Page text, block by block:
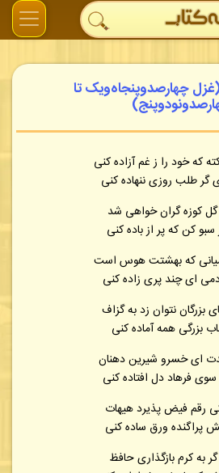
چهارصدوپنجاه‌ویک تا
که خود را ز غم آزاده کنی
طلب روزی ننهاده کنی
گل کوزه گران خواهی شد
سبو کن که پر از باده کنی
که بهشتت هوس است
ای چند پری زاده کنی
بزرگان نتوان زد به گزاف
بزرگی همه آماده کنی
ای خسرو شیرین دهنان
فرهاد دل افتاده کنی
رقم فیض پذیرد هیهات
پراگنده ورق ساده کنی
به کرم بازگذاری حافظ